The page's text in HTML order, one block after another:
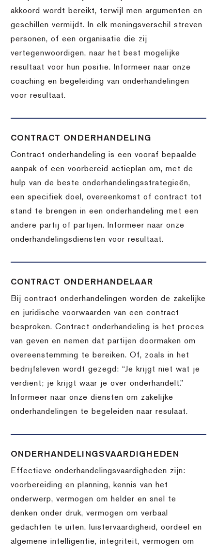
akkoord wordt bereikt, terwijl men argumenten en
geschillen vermijdt. In elk meningsverschil streven
personen, of een organisatie die zij
vertegenwoordigen, naar het best mogelijke
resultaat voor hun positie. Informeer naar onze
coaching en begeleiding van onderhandelingen
voor resultaat.
CONTRACT ONDERHANDELING
Contract onderhandeling is een vooraf bepaalde
aanpak of een voorbereid actieplan om, met de
hulp van de beste onderhandelingsstrategieën,
een specifiek doel, overeenkomst of contract tot
stand te brengen in een onderhandeling met een
andere partij of partijen. Informeer naar onze
onderhandelingsdiensten voor resultaat.
CONTRACT ONDERHANDELAAR
Bij contract onderhandelingen worden de zakelijke
en juridische voorwaarden van een contract
besproken. Contract onderhandeling is het proces
van geven en nemen dat partijen doormaken om
overeenstemming te bereiken. Of, zoals in het
bedrijfsleven wordt gezegd: “Je krijgt niet wat je
verdient; je krijgt waar je over onderhandelt.”
Informeer naar onze diensten om zakelijke
onderhandelingen te begeleiden naar resulaat.
ONDERHANDELINGSVAARDIGHEDEN
Effectieve onderhandelingsvaardigheden zijn:
voorbereiding en planning, kennis van het
onderwerp, vermogen om helder en snel te
denken onder druk, vermogen om verbaal
gedachten te uiten, luistervaardigheid, oordeel en
algemene intelligentie, integriteit, vermogen om